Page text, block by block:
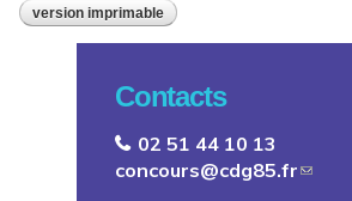
version imprimable
Contacts
02 51 44 10 13
concours@cdg85.fr